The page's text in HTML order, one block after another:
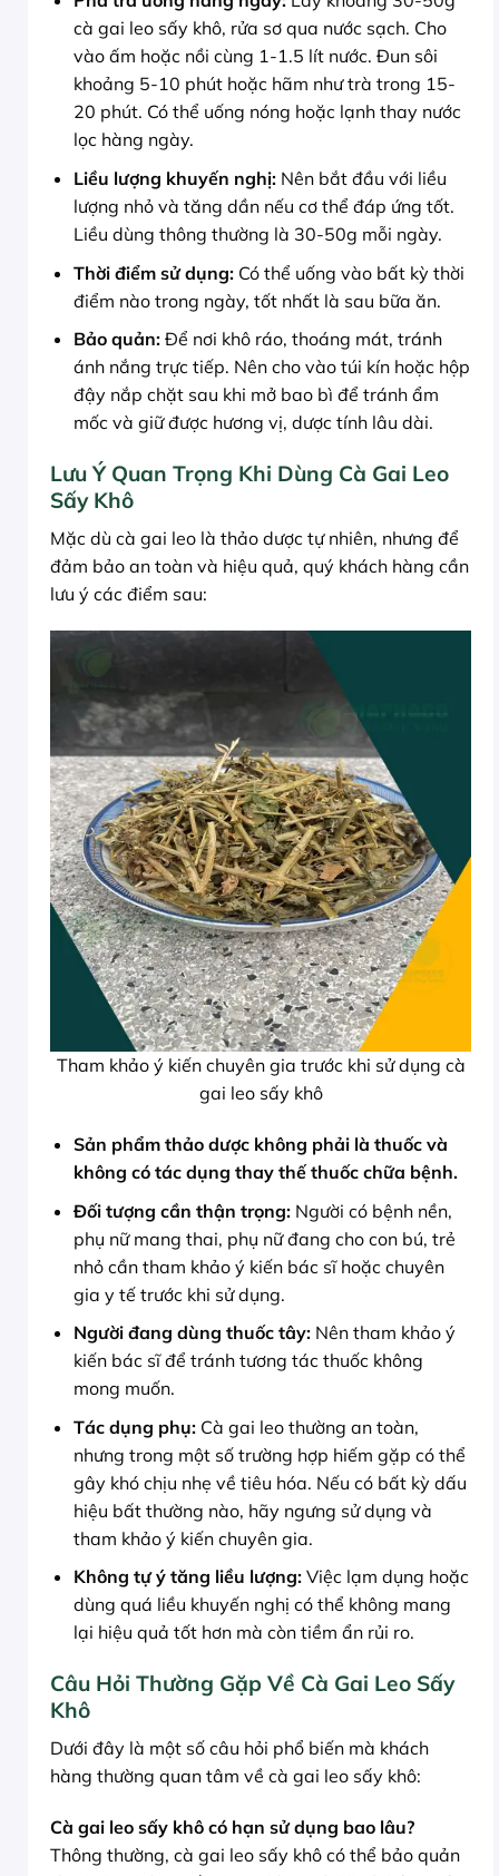
cà gai leo sấy khô, rửa sơ qua nước sạch. Cho
vào ấm hoặc nồi cùng 1-1.5 lít nước. Đun sôi
khoảng 5-10 phút hoặc hãm như trà trong 15-
20 phút. Có thể uống nóng hoặc lạnh thay nước
lọc hàng ngày.
Liều lượng khuyến nghị:Nên bắt đầu với liều
lượng nhỏ và tăng dần nếu cơ thể đáp ứng tốt.
Liều dùng thông thường là 30-50g mỗi ngày.
Thời điểm sử dụng:Có thể uống vào bất kỳ thời
điểm nào trong ngày, tốt nhất là sau bữa ăn.
Bảo quản:Để nơi khô ráo, thoáng mát, tránh
ánh nắng trực tiếp. Nên cho vào túi kín hoặc hộp
đậy nắp chặt sau khi mở bao bì để tránh ẩm
mốc và giữ được hương vị, dược tính lâu dài.
Lưu Ý Quan Trọng Khi Dùng Cà Gai Leo
Sấy Khô
Mặc dù cà gai leo là thảo dược tự nhiên, nhưng để
đảm bảo an toàn và hiệu quả, quý khách hàng cần
lưu ý các điểm sau:
Tham khảo ý kiến chuyên gia trước khi sử dụng cà
gai leo sấy khô
Sản phẩm thảo dược không phải là thuốc và
không có tác dụng thay thế thuốc chữa bệnh.
Đối tượng cần thận trọng:Người có bệnh nền,
phụ nữ mang thai, phụ nữ đang cho con bú, trẻ
nhỏ cần tham khảo ý kiến bác sĩ hoặc chuyên
gia y tế trước khi sử dụng.
Người đang dùng thuốc tây:Nên tham khảo ý
kiến bác sĩ để tránh tương tác thuốc không
mong muốn.
Tác dụng phụ:Cà gai leo thường an toàn,
nhưng trong một số trường hợp hiếm gặp có thể
gây khó chịu nhẹ về tiêu hóa. Nếu có bất kỳ dấu
hiệu bất thường nào, hãy ngưng sử dụng và
tham khảo ý kiến chuyên gia.
Không tự ý tăng liều lượng:Việc lạm dụng hoặc
dùng quá liều khuyến nghị có thể không mang
lại hiệu quả tốt hơn mà còn tiềm ẩn rủi ro.
Câu Hỏi Thường Gặp Về Cà Gai Leo Sấy
Khô
Dưới đây là một số câu hỏi phổ biến mà khách
hàng thường quan tâm về cà gai leo sấy khô:
Cà gai leo sấy khô có hạn sử dụng bao lâu?
Thông thường, cà gai leo sấy khô có thể bảo quản